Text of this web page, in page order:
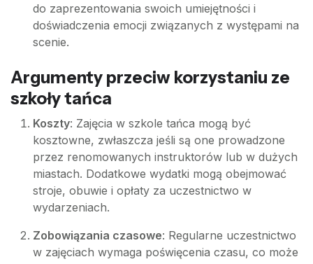
do zaprezentowania swoich umiejętności i
doświadczenia emocji związanych z występami na
scenie.
Argumenty przeciw korzystaniu ze
szkoły tańca
Koszty: Zajęcia w szkole tańca mogą być
kosztowne, zwłaszcza jeśli są one prowadzone
przez renomowanych instruktorów lub w dużych
miastach. Dodatkowe wydatki mogą obejmować
stroje, obuwie i opłaty za uczestnictwo w
wydarzeniach.
Zobowiązania czasowe: Regularne uczestnictwo
w zajęciach wymaga poświęcenia czasu, co może